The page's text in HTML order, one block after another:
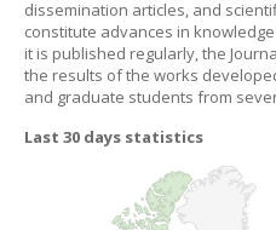
dissemination articles, and
constitute advances in
it is published regularly, the
the results of the works
and graduate students from
Last 30 days statistics